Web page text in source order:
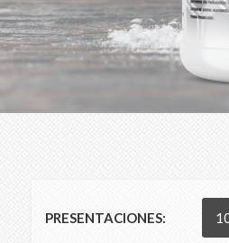
PRESENTACIONES: